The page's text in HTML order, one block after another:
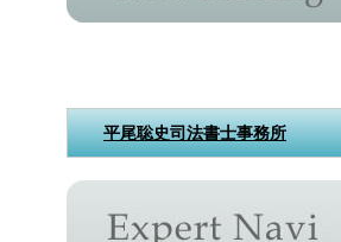
平尾聡史司法書士事務所